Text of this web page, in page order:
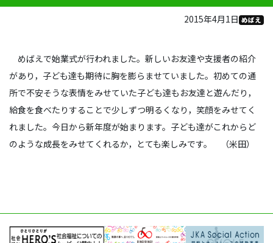
2015年4月1日 めばえ
めばえで始業式が行われました。新しいお友達や支援者の紹介
があり，子ども達も期待に胸を膨らませていました。初めての通
所で不安そうな表情をみせていた子ども達もお友達と遊んだり，
給食を食べたりすることで少しずつ明るくなり，笑顔をみせてく
れました。今日から新年度が始まります。子ども達がこれからど
のような成長をみせてくれるか，とても楽しみです。 （米田）